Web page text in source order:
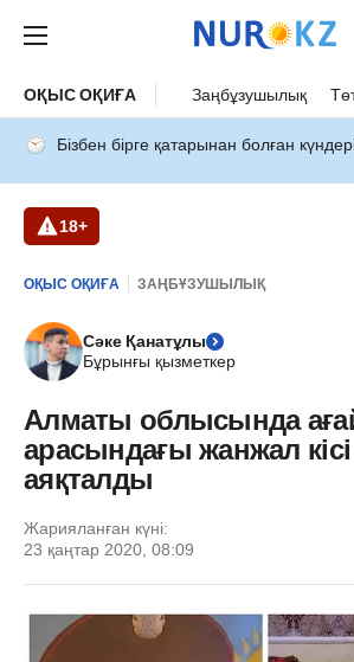
ОҚЫС ОҚИҒА Заңбұзушылық
Бізбен бірге қатарынан болған
18+
ОҚЫС ОҚИҒА ЗАҢБҰЗУШЫЛЫҚ
Сәке Қанатұлы
Бұрынғы қызметкер
Алматы облысында
арасындағы жанжал
аяқталды
Жарияланған күні:
23 қаңтар 2020, 08:09